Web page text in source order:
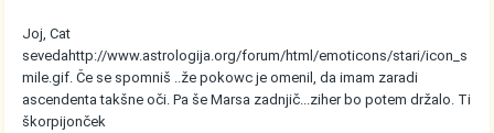
Joj, Cat
sevedahttp://www.astrologija.org/forum/html/emoticons/stari/icon_s
mile.gif . Če se spomniš ..že pokowc je omenil, da imam zaradi
ascendenta takšne oči. Pa še Marsa zadnjič...ziher bo potem držalo. Ti
škorpijonček